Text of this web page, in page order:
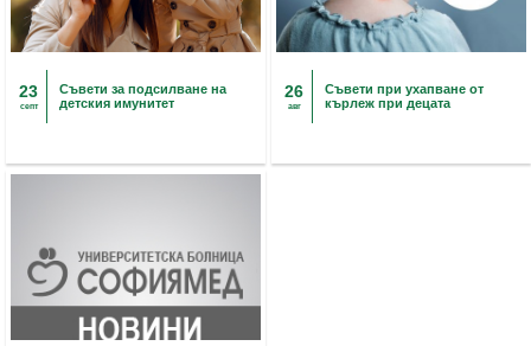
23
септ
Съвети за подсилване на
детския имунитет
26
авг
Съвети при ухапване от
кърлеж при децата